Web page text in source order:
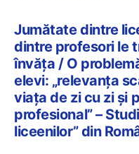
Jumătate dintre
dintre profesori le
învăța / O
elevi: „relevanța
viața de zi cu zi și
profesional” –
liceenilor” din